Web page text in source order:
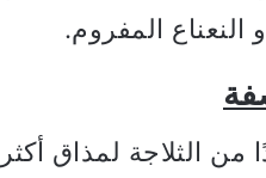
النعناع المفروم.
من الثلاجة لمذاق